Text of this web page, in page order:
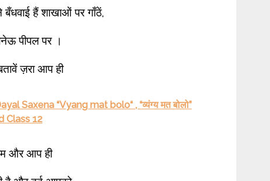
बँधवाई हैं शाखाओं पर गाँठें,
पीपल पर ।
ज़रा आप ही
Saxena “Vyang mat bolo“ , “व्यंग्य मत बोलो”
Class 12
और आप ही